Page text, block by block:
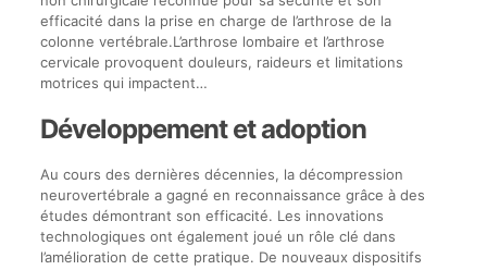
efficacité dans la prise en charge de l’arthrose de la
colonne vertébrale.L’arthrose lombaire et l’arthrose
cervicale provoquent douleurs, raideurs et limitations
motrices qui impactent…
Développement et adoption
Au cours des dernières décennies, la décompression
neurovertébrale a gagné en reconnaissance grâce à des
études démontrant son efficacité. Les innovations
technologiques ont également joué un rôle clé dans
l’amélioration de cette pratique. De nouveaux dispositifs